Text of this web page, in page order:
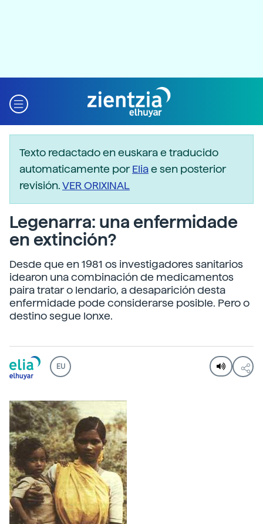
Texto redactado en euskara e traducido
automaticamente porEliae sen posterior
revisión.VER ORIXINAL
Legenarra: una enfermidade
en extinción?
Desde que en 1981 os investigadores sanitarios
idearon una combinación de medicamentos
paira tratar o lendario, a desaparición desta
enfermidade pode considerarse posible. Pero o
destino segue lonxe.
EU